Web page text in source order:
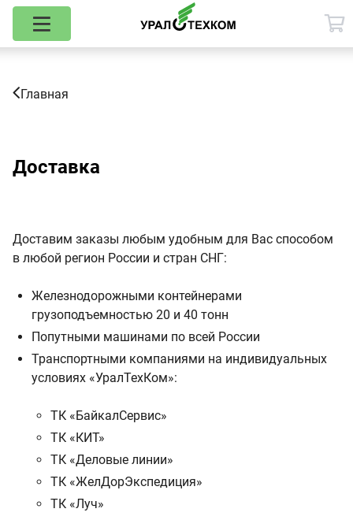
Главная
Доставка
Доставим заказы любым удобным для Вас способом
в любой регион России и стран СНГ:
Железнодорожными контейнерами
грузоподъемностью 20 и 40 тонн
Попутными машинами по всей России
Транспортными компаниями на индивидуальных
условиях «УралТехКом»:
ТК «БайкалСервис»
ТК «КИТ»
ТК «Деловые линии»
ТК «ЖелДорЭкспедиция»
ТК «Луч»